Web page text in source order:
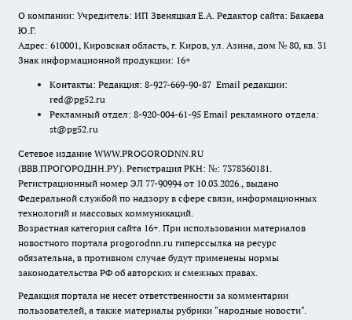
О компании: Учредитель: ИП Звеняцкая Е.А. Редактор сайта: Бакаева
Ю.Г.
Адрес: 610001, Кировская область, г. Киров, ул. Азина, дом № 80, кв. 31
Знак информационной продукции: 16+
Контакты: Редакция: 8-927-669-90-87 Email редакции:
red@pg52.ru
Рекламный отдел: 8-920-004-61-95 Email рекламного отдела:
st@pg52.ru
Сетевое издание WWW.PROGORODNN.RU
(ВВВ.ПРОГОРОДНН.РУ). Регистрация РКН: №: 7378360181.
Регистрационный номер ЭЛ 77-90994 от 10.03.2026., выдано
Федеральной службой по надзору в сфере связи, информационных
технологий и массовых коммуникаций.
Возрастная категория сайта 16+. При использовании материалов
новостного портала progorodnn.ru гиперссылка на ресурс
обязательна, в противном случае будут применены нормы
законодательства РФ об авторских и смежных правах.
Редакция портала не несет ответственности за комментарии
пользователей, а также материалы рубрики "народные новости".